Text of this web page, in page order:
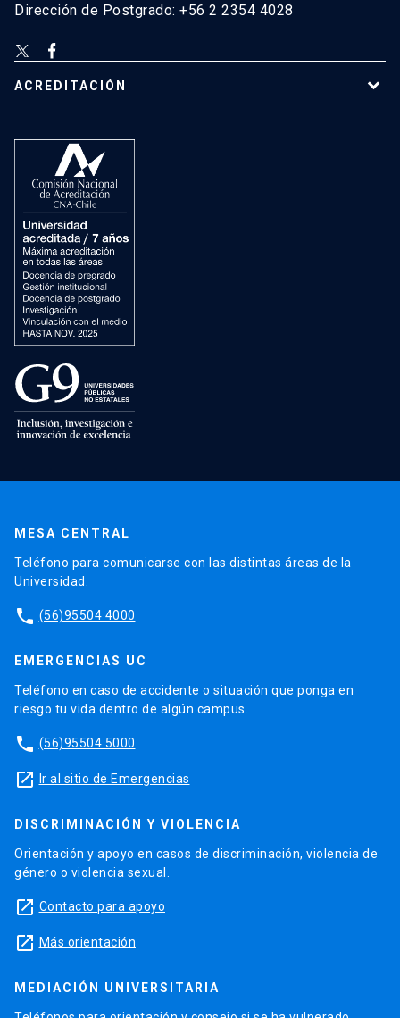
Dirección de Postgrado: +56 2 2354 4028
ACREDITACIÓN
MESA CENTRAL
Teléfono para comunicarse con las distintas áreas de la
Universidad.
phone (56)95504 4000
EMERGENCIAS UC
Teléfono en caso de accidente o situación que ponga en
riesgo tu vida dentro de algún campus.
phone (56)95504 5000
launch Ir al sitio de Emergencias
DISCRIMINACIÓN Y VIOLENCIA
Orientación y apoyo en casos de discriminación, violencia de
género o violencia sexual.
launch Contacto para apoyo
launch Más orientación
MEDIACIÓN UNIVERSITARIA